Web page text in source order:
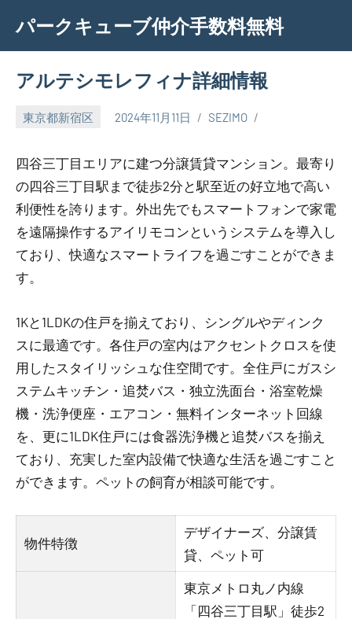
content
パークキューブ仲介手数料無料
アルテシモレフィナ詳細情報
東京都新宿区 2024年11月11日 SEZIMO
四谷三丁目エリアに建つ分譲賃貸マンション。最寄り
の四谷三丁目駅まで徒歩2分と駅至近の好立地で高い
利便性を誇ります。外出先でもスマートフォンで家電
を遠隔操作するアイリモコンというシステムを導入し
ており、快適なスマートライフを過ごすことができま
す。
1Kと1LDKの住戸を揃えており、シングルやディンク
スに最適です。各住戸の室内はアクセントクロスを使
用したスタイリッシュな住空間です。全住戸にガスシ
ステムキッチン・追焚バス・独立洗面台・浴室乾燥
機・洗浄便座・エアコン・無料インターネット回線
を、更に1LDK住戸には食器洗浄機と追焚バスを揃え
ており、充実した室内設備で快適な生活を過ごすこと
ができます。ペットの飼育が相談可能です。
物件特徴
デザイナーズ、分譲賃
貸、ペット可
東京メトロ丸ノ内線
「四谷三丁目駅」徒歩2